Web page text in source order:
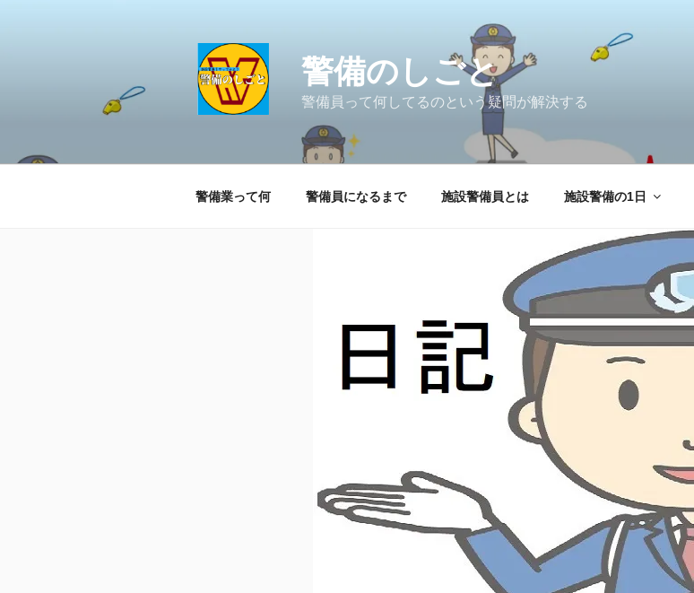
キ
警備のしごと
警備員って何してるのという疑問が解決する
警備業って何 警備員になるまで 施設警備員とは 施設警備の1日